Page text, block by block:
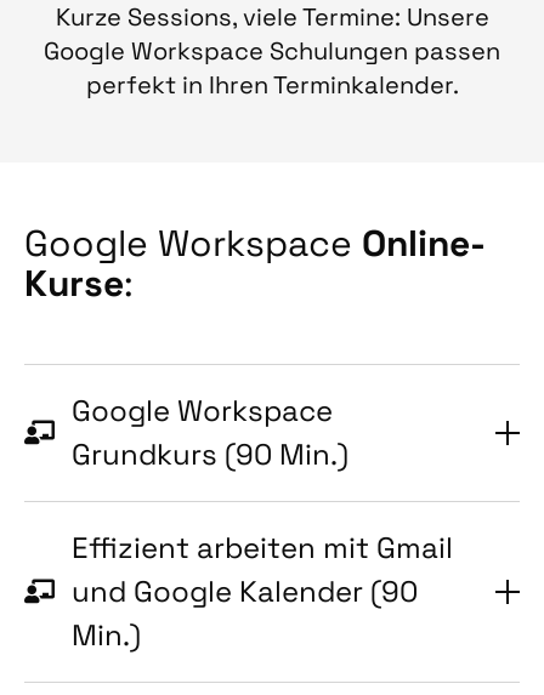
Kurze Sessions, viele Termine: Unsere
Google Workspace Schulungen passen
perfekt in Ihren Terminkalender.
Google Workspace Online-
Kurse:
Google Workspace
Grundkurs (90 Min.)
Effizient arbeiten mit Gmail
und Google Kalender (90
Min.)